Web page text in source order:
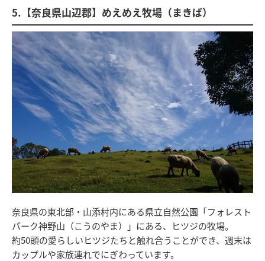
5.【奈良県山辺郡】めえめえ牧場（まきば）
奈良県の東北部・山添村内にある県立自然公園「フォレスト
パーク神野山（こうのやま）」にある、ヒツジの牧場。
約50頭の愛らしいヒツジたちと触れ合うことができ、週末は
カップルや家族連れでにぎわっています。